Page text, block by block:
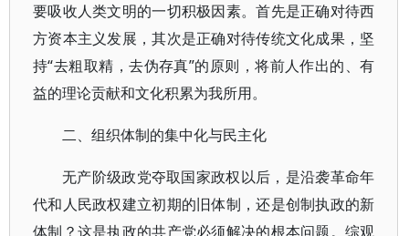
要吸收人类文明的一切积极因素。首先是正确对待西
方资本主义发展，其次是正确对待传统文化成果，坚
持“去粗取精，去伪存真”的原则，将前人作出的、有
益的理论贡献和文化积累为我所用。
二、组织体制的集中化与民主化
无产阶级政党夺取国家政权以后，是沿袭革命年
代和人民政权建立初期的旧体制，还是创制执政的新
体制？这是执政的共产党必须解决的根本问题。综观